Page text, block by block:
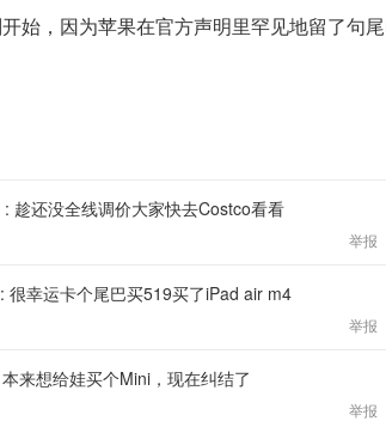
始，因为苹果在官方声明里罕见地留了句
: 趁还没全线调价大家快去Costco看看
举报
: 很幸运卡个尾巴买519买了iPad air m4
举报
本来想给娃买个Mini，现在纠结了
举报